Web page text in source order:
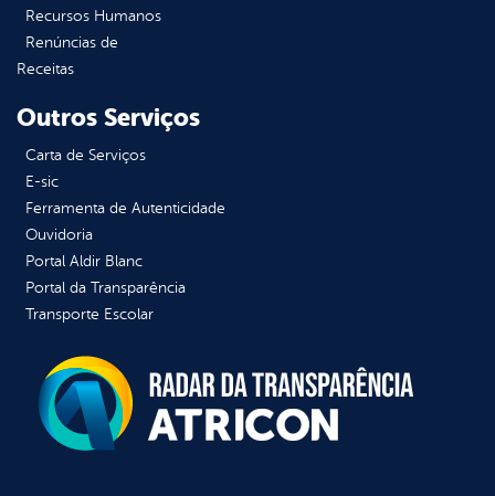
Recursos Humanos
Renúncias de
Receitas
Outros Serviços
Carta de Serviços
E-sic
Ferramenta de Autenticidade
Ouvidoria
Portal Aldir Blanc
Portal da Transparência
Transporte Escolar